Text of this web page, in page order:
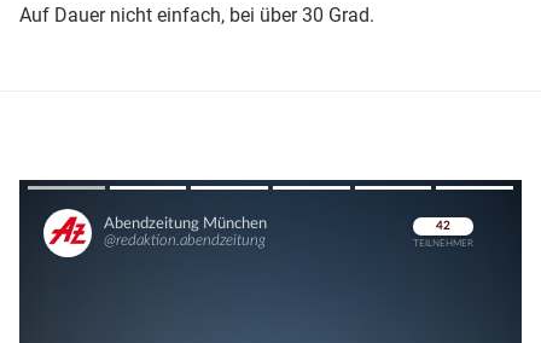
Auf Dauer nicht einfach, bei über 30 Grad.
Überspringen